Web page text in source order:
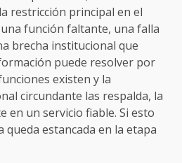
restricción principal en el
función faltante, una falla
brecha institucional que
puede resolver por
existen y la
circundante las respalda, la
en un servicio fiable. Si esto
queda estancada en la etapa